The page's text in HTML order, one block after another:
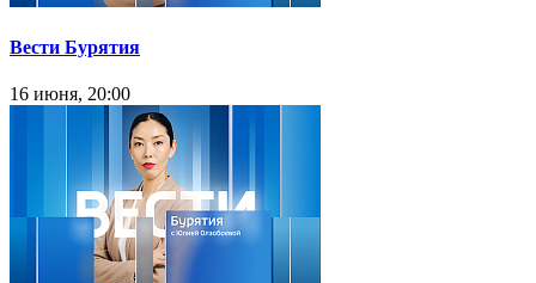
Вести Бурятия
16 июня, 20:00